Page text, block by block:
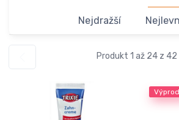
Nejdražší
Produkt 1 až 24 z 42